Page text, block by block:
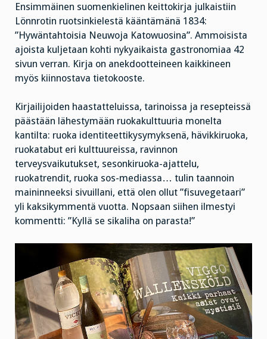
Ensimmäinen suomenkielinen keittokirja julkaistiin
Lönnrotin ruotsinkielestä kääntämänä 1834:
”Hywäntahtoisia Neuwoja Katowuosina”. Ammoisista
ajoista kuljetaan kohti nykyaikaista gastronomiaa 42
sivun verran. Kirja on anekdootteineen kaikkineen
myös kiinnostava tietokooste.
Kirjailijoiden haastatteluissa, tarinoissa ja resepteissä
päästään lähestymään ruokakulttuuria monelta
kantilta: ruoka identiteettikysymyksenä, hävikkiruoka,
ruokatabut eri kulttuureissa, ravinnon
terveysvaikutukset, sesonkiruoka-ajattelu,
ruokatrendit, ruoka sos-mediassa… tulin taannoin
maininneeksi sivuillani, että olen ollut ”fisuvegetaari”
yli kaksikymmentä vuotta. Nopsaan siihen ilmestyi
kommentti: ”Kyllä se sikaliha on parasta!”